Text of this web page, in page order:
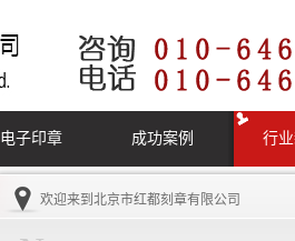
电子印章 成功案例 行
欢迎来到 北京市红都刻章有限公司